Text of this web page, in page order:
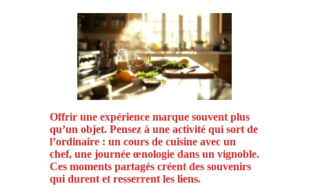
Offrir une expérience marque souvent plus
qu’un objet. Pensez à une activité qui sort de
l’ordinaire : un cours de cuisine avec un
chef, une journée œnologie dans un vignoble.
Ces moments partagés créent des souvenirs
qui durent et resserrent les liens.